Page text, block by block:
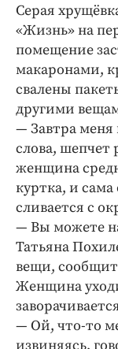
Серая
«Жизнь» на
помещение
макаронами,
свалены
другими
— Завтра меня
слова, шепчет
женщина
куртка, и сама
сливается с
— Вы можете
Татьяна
вещи,
Женщина
— Ой, что-­то
извиняясь,